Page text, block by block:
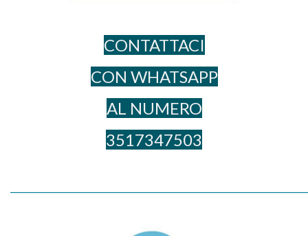
CONTATTACI
CON WHATSAPP
AL NUME​RO
3517347503